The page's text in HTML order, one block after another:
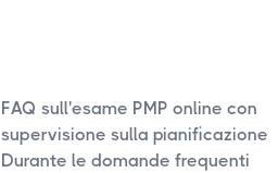
FAQ sull'esame PMP online con
supervisione sulla pianificazione
Durante le domande frequenti